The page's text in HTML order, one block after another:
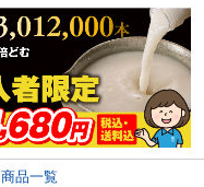
商品一覧